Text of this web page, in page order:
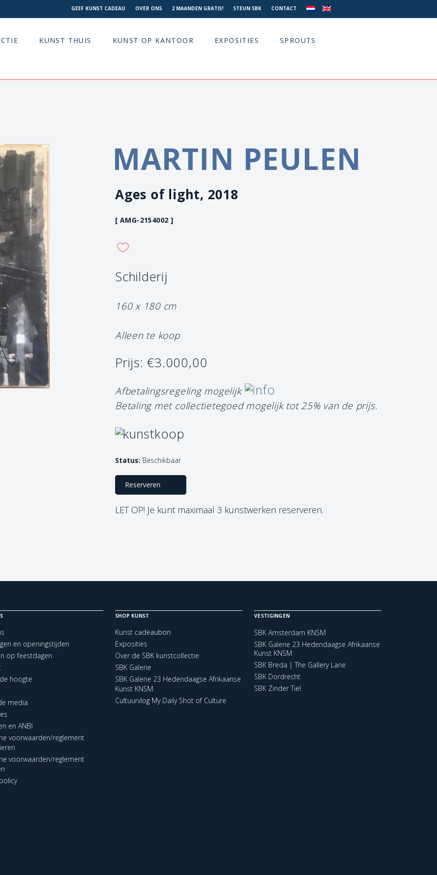
GEEF KUNST CADEAU OVER ONS 2 MAANDEN GRATIS! STEUN SBK CONTACT
KUNST THUIS KUNST OP KANTOOR EXPOSITIES SPROUTS
MARTIN PEULEN
Ages of light, 2018
[ AMG-2154002 ]
Schilderij
160 x 180 cm
Alleen te koop
Prijs: €3.000,00
Afbetalingsregeling mogelijk
Betaling met collectietegoed mogelijk tot 25% van de prijs.
Status: Beschikbaar
Reserveren
LET OP! Je kunt maximaal 3 kunstwerken reserveren.
en openingstijden
op feestdagen
hoogte
media
en ANBI
voorwaarden/reglement
voorwaarden/reglement
SHOP KUNST
Kunst cadeaubon
Exposities
Over de SBK kunstcollectie
SBK Galerie
SBK Galerie 23 Hedendaagse Afrikaanse
Kunst KNSM
Cultuurvlog My Daily Shot of Culture
VESTIGINGEN
SBK Amsterdam KNSM
SBK Galerie 23 Hedendaagse Afrikaanse
Kunst KNSM
SBK Breda | The Gallery Lane
SBK Dordrecht
SBK Zinder Tiel